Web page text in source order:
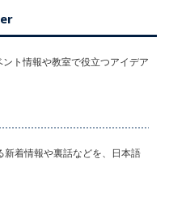
ト情報や教室で役立つアイデア
着情報や裏話などを、日本語